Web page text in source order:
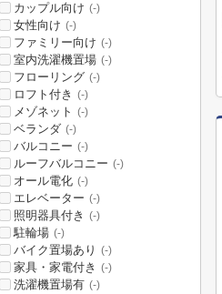
カップル向け (-)
女性向け (-)
ファミリー向け (-)
室内洗濯機置場 (-)
フローリング (-)
ロフト付き (-)
メゾネット (-)
ベランダ (-)
バルコニー (-)
ルーフバルコニー (-)
オール電化 (-)
エレベーター (-)
照明器具付き (-)
駐輪場 (-)
バイク置場あり (-)
家具・家電付き (-)
洗濯機置場有 (-)